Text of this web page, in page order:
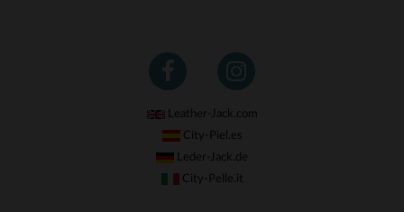
Leather-Jack.com
City-Piel.es
Leder-Jack.de
City-Pelle.it